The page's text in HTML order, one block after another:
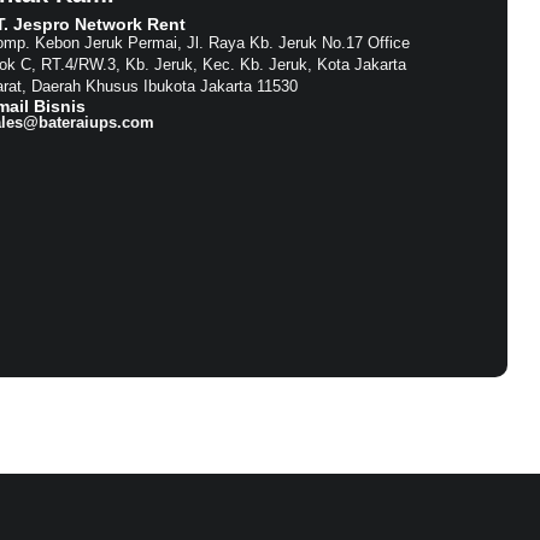
Jespro Network Rent​
Kebon Jeruk Permai, Jl. Raya Kb. Jeruk No.17 Office
C, RT.4/RW.3, Kb. Jeruk, Kec. Kb. Jeruk, Kota Jakarta
Daerah Khusus Ibukota Jakarta 11530
Bisnis​